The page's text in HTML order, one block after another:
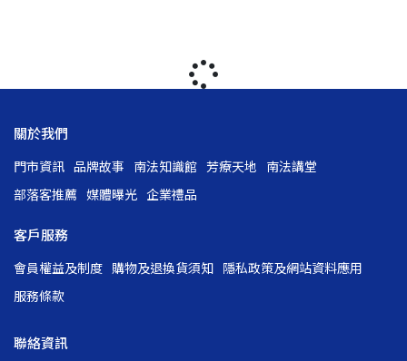
關於我們
門市資訊 品牌故事 南法知識館 芳療天地 南法講堂
部落客推薦 媒體曝光 企業禮品
客戶服務
會員權益及制度 購物及退換貨須知 隱私政策及網站資料應用
服務條款
聯絡資訊